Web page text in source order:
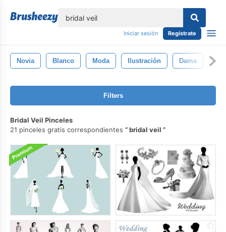
Iniciar sesión Regístrate
Novia Blanco Moda Ilustración Dama
Filters
Bridal Veil Pinceles
21 pinceles gratis correspondientes
bridal veil